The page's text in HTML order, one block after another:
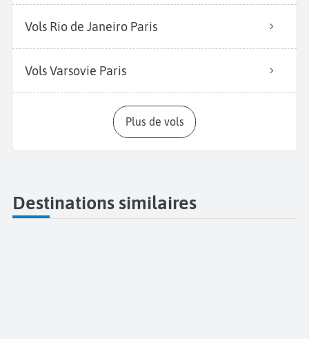
Vols Rio de Janeiro Paris
Vols Varsovie Paris
Plus de vols
Destinations similaires